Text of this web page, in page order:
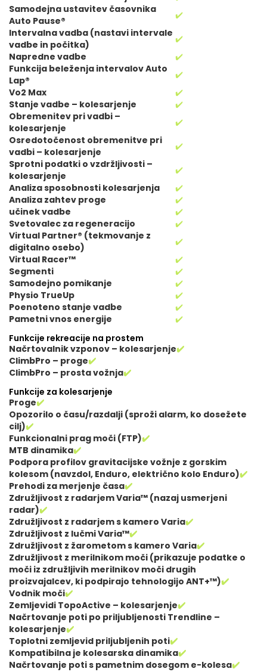
Samodejna ustavitev časovnika
Auto Pause®
✔️
Intervalna vadba (nastavi intervale
vadbe in počitka)
✔️
Napredne vadbe
✔️
Funkcija beleženja intervalov Auto
Lap®
✔️
Vo2 Max
✔️
Stanje vadbe – kolesarjenje
✔️
Obremenitev pri vadbi –
kolesarjenje
✔️
Osredotočenost obremenitve pri
vadbi – kolesarjenje
✔️
Sprotni podatki o vzdržljivosti –
kolesarjenje
✔️
Analiza sposobnosti kolesarjenja
✔️
Analiza zahtev proge
✔️
učinek vadbe
✔️
Svetovalec za regeneracijo
✔️
Virtual Partner® (tekmovanje z
digitalno osebo)
✔️
Virtual Racer™
✔️
Segmenti
✔️
Samodejno pomikanje
✔️
Physio TrueUp
✔️
Poenoteno stanje vadbe
✔️
Pametni vnos energije
✔️
Funkcije rekreacije na prostem
Načrtovalnik vzponov – kolesarjenje✔️
ClimbPro – proge✔️
ClimbPro – prosta vožnja✔️
Funkcije za kolesarjenje
Proge✔️
Opozorilo o času/razdalji (sproži alarm, ko dosežete
cilj)✔️
Funkcionalni prag moči (FTP)✔️
MTB dinamika✔️
Podpora profilov gravitacijske vožnje z gorskim
kolesom (navzdol, Enduro, električno kolo Enduro)✔️
Prehodi za merjenje časa✔️
Združljivost z radarjem Varia™ (nazaj usmerjeni
radar)✔️
Združljivost z radarjem s kamero Varia✔️
Združljivost z lučmi Varia™✔️
Združljivost z žarometom s kamero Varia✔️
Združljivost z merilnikom moči (prikazuje podatke o
moči iz združljivih merilnikov moči drugih
proizvajalcev, ki podpirajo tehnologijo ANT+™)✔️
Vodnik moči✔️
Zemljevidi TopoActive – kolesarjenje✔️
Načrtovanje poti po priljubljenosti Trendline –
kolesarjenje✔️
Toplotni zemljevid priljubljenih poti✔️
Kompatibilna je kolesarska dinamika✔️
Načrtovanje poti s pametnim dosegom e-kolesa✔️